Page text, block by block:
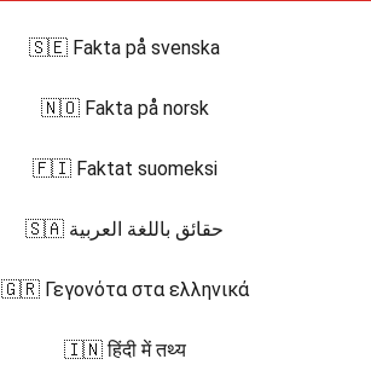
🇸🇪 Fakta på svenska
🇳🇴 Fakta på norsk
🇫🇮 Faktat suomeksi
🇸🇦 حقائق باللغة العربية
🇬🇷 Γεγονότα στα ελληνικά
🇮🇳 हिंदी में तथ्य